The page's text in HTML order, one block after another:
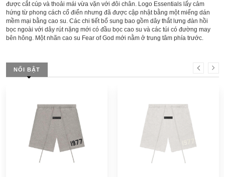
được cắt cúp và thoải mái vừa vặn với đôi chân. Logo Essentials lấy cảm
hứng từ phong cách cổ điển nhưng đã được cập nhật bằng một miếng dán
mềm mại bằng cao su. Các chi tiết bổ sung bao gồm dây thắt lưng đàn hồi
bọc ngoài với dây rút nặng mới có đầu bọc cao su và các túi có đường may
bên hông. Một nhãn cao su Fear of God mới nằm ở trung tâm phía trước.
NỔI BẬT